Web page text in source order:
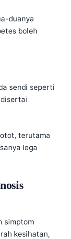
duanya
boleh
sendi seperti
terutama
lega
simptom
kesihatan,